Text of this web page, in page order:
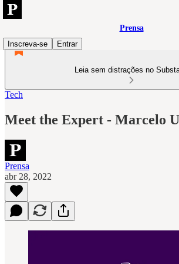
Prensa
Inscreva-se
Entrar
Leia sem distrações no
Tech
Meet the Expert - Marcelo
Prensa
abr 28, 2022